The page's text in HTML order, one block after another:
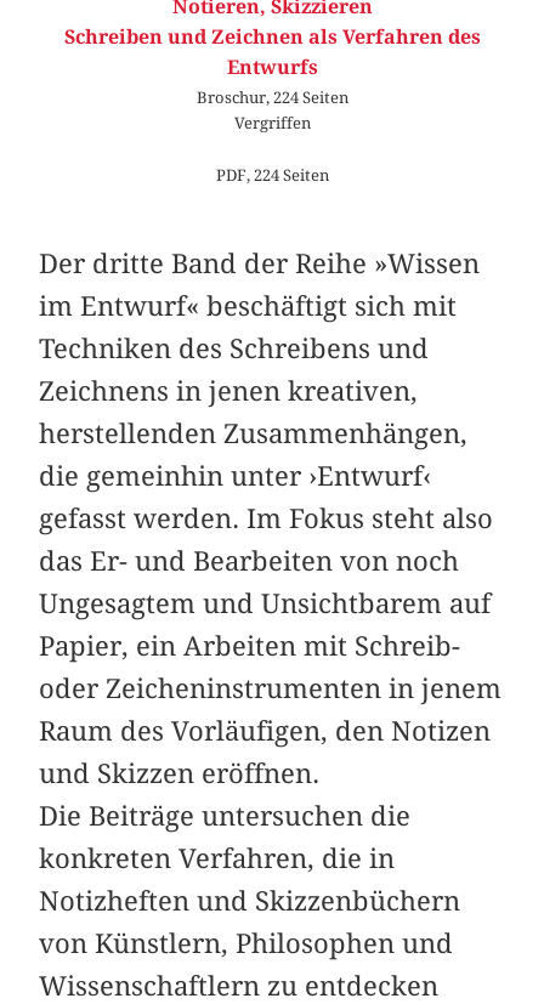
Notieren, Skizzieren
Schreiben und Zeichnen als Verfahren des
Entwurfs
Broschur, 224 Seiten
Vergriffen
PDF, 224 Seiten
Der dritte Band der Reihe »Wissen
im Entwurf« ­beschäftigt sich mit
Techniken des Schreibens und
Zeichnens in jenen kreativen,
herstellenden Zusammenhängen,
die gemeinhin unter ›Entwurf‹
gefasst werden. Im Fokus steht also
das Er- und Bearbeiten von noch
Ungesagtem und Unsichtbarem auf
Papier, ein Arbeiten mit Schreib-
oder Zeicheninstrumenten in jenem
Raum des Vorläufigen, den Notizen
und Skizzen eröffnen.
Die Beiträge untersuchen die
konkreten Verfahren, die in
Notizheften und Skizzenbüchern
von Künstlern, Philosophen und
Wissenschaftlern zu entdecken